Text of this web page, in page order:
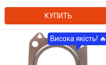
КУПИТЬ
Висока якість! 🔥